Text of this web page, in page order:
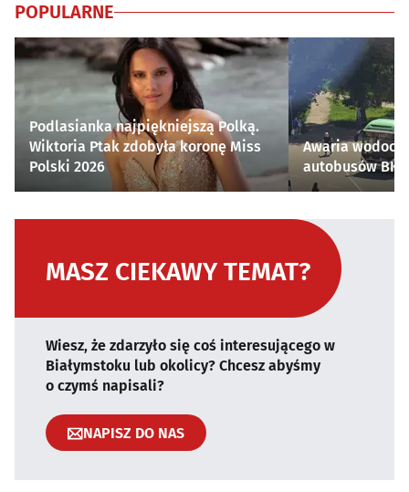
POPULARNE
Podlasianka najpiękniejszą Polką.
Wiktoria Ptak zdobyła koronę Miss
Polski 2026
Awaria
autobusów
MASZ CIEKAWY TEMAT?
Wiesz, że zdarzyło się coś interesującego w
Białymstoku lub okolicy? Chcesz abyśmy
o czymś napisali?
NAPISZ DO NAS